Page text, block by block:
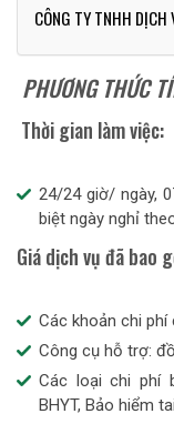
CÔNG TY TNHH DỊCH
PHƯƠNG THỨC
Thời gian làm việc:
24/24 giờ/ ngày,
biệt ngày nghỉ
Giá dịch vụ đã bao
Các khoản chi phí
Công cụ hỗ trợ:
Các loại chi phí
BHYT, Bảo hiểm